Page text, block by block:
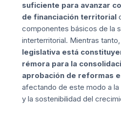
suficiente para avanzar
de financiación territorial
componentes básicos de la
interterritorial. Mientras tanto,
legislativa está
rémora para la
aprobación de reformas
afectando de este modo a la
y la sostenibilidad del